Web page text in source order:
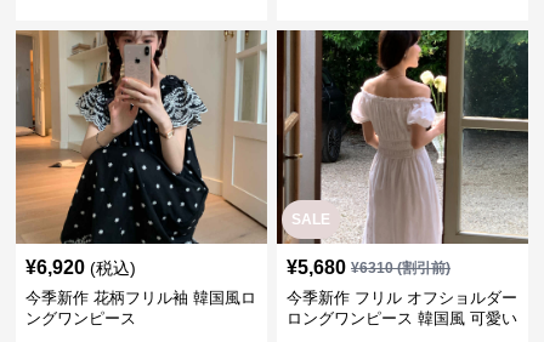
¥6,920 (税込)
今季新作 花柄フリル袖 韓国風ロ
ングワンピース
SALE
¥5,680 ¥6310(割引前)
今季新作 フリル オフショルダー
ロングワンピース 韓国風 可愛い